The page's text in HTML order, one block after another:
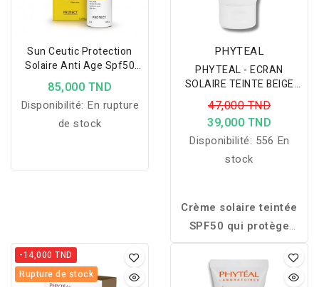
niacinamide
Myrtacine®, il apaise les
irritations, améliore la
texture de la peau et
favorise un teint plus net
et uniforme. Sa texture
légère pénètre
rapidement et convient à
une utilisation
Sun Ceutic Protection
Solaire Anti Age Spf50
Dermaceutic
85,000 TND
Disponibilité: En rupture
de stock
PHYTEAL
PHYTEAL - ECRAN
SOLAIRE TEINTE BEIGE
ECLAT SPF50+ 50ML
47,000 TND
39,000 TND
Disponibilité: 556 En
stock
Crème solaire teintée
SPF50 qui protège
efficacement le visage
tout en unifiant le teint
pour un fini naturel,
-14,000 TND
Rupture de stock